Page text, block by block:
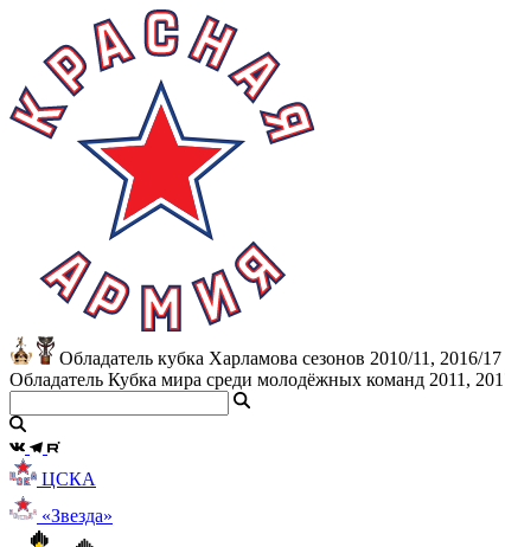
Обладатель кубка Харламова сезонов 2010/11, 2016/17
Обладатель Кубка мира среди молодёжных команд 2011,
ЦСКА
«Звезда»